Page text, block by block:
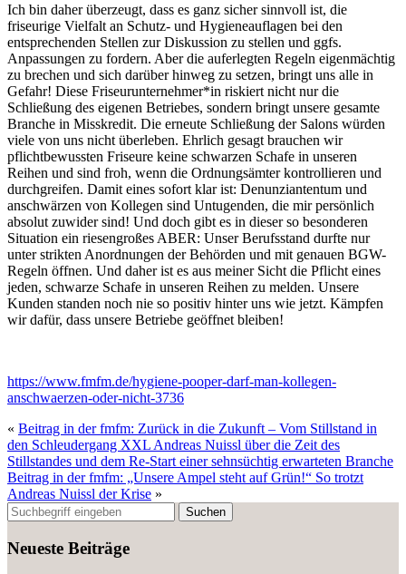
Ich bin daher überzeugt, dass es ganz sicher sinnvoll ist, die
friseurige Vielfalt an Schutz- und Hygieneauflagen bei den
entsprechenden Stellen zur Diskussion zu stellen und ggfs.
Anpassungen zu fordern. Aber die auferlegten Regeln eigenmächtig
zu brechen und sich darüber hinweg zu setzen, bringt uns alle in
Gefahr! Diese Friseurunternehmer*in riskiert nicht nur die
Schließung des eigenen Betriebes, sondern bringt unsere gesamte
Branche in Misskredit. Die erneute Schließung der Salons würden
viele von uns nicht überleben. Ehrlich gesagt brauchen wir
pflichtbewussten Friseure keine schwarzen Schafe in unseren
Reihen und sind froh, wenn die Ordnungsämter kontrollieren und
durchgreifen. Damit eines sofort klar ist: Denunziantentum und
anschwärzen von Kollegen sind Untugenden, die mir persönlich
absolut zuwider sind! Und doch gibt es in dieser so besonderen
Situation ein riesengroßes ABER: Unser Berufsstand durfte nur
unter strikten Anordnungen der Behörden und mit genauen BGW-
Regeln öffnen. Und daher ist es aus meiner Sicht die Pflicht eines
jeden, schwarze Schafe in unseren Reihen zu melden. Unsere
Kunden standen noch nie so positiv hinter uns wie jetzt. Kämpfen
wir dafür, dass unsere Betriebe geöffnet bleiben!
https://www.fmfm.de/hygiene-pooper-darf-man-kollegen-
anschwaerzen-oder-nicht-3736
« Beitrag in der fmfm: Zurück in die Zukunft – Vom Stillstand in
den Schleudergang XXL Andreas Nuissl über die Zeit des
Stillstandes und dem Re-Start einer sehnsüchtig erwarteten Branche
Beitrag in der fmfm: „Unsere Ampel steht auf Grün!“ So trotzt
Andreas Nuissl der Krise »
Neueste Beiträge